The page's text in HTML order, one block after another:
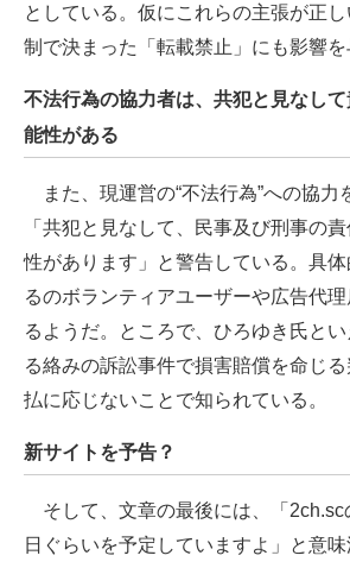
としている。仮にこれらの主張が正
制で決まった「転載禁止」にも影響を
不法行為の協力者は、共犯と見なし
能性がある
また、現運営の“不法行為”への協力
「共犯と見なして、民事及び刑事の
性があります」と警告している。具
るのボランティアユーザーや広告代
るようだ。ところで、ひろゆき氏と
る絡みの訴訟事件で損害賠償を命じ
払に応じないことで知られている。
新サイトを予告？
そして、文章の最後には、「2ch.sc
日ぐらいを予定していますよ」と意味